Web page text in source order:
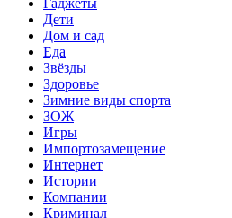
Дети
Дом и сад
Еда
Звёзды
Здоровье
Зимние виды спорта
ЗОЖ
Игры
Импортозамещение
Интернет
Истории
Компании
Криминал